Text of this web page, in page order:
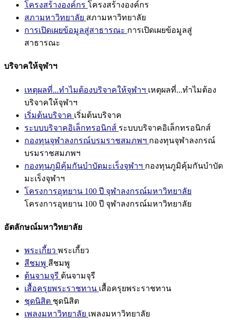
โครงสร้างองค์กร โครงสร้างองค์กร
สภามหาวิทยาลัย สภามหาวิทยาลัย
การเปิดเผยข้อมูลสู่สาธารณะ การเปิดเผยข้อมูลสู่
สาธารณะ
บริจาคให้จุฬาฯ
เหตุผลที่...ทำไมต้องบริจาคให้จุฬาฯ เหตุผลที่...ทำไมต้อง
บริจาคให้จุฬาฯ
เริ่มต้นบริจาค เริ่มต้นบริจาค
ระบบบริจาคอิเล็กทรอนิกส์ ระบบบริจาคอิเล็กทรอนิกส์
กองทุนจุฬาลงกรณ์บรมราชสมภพฯ กองทุนจุฬาลงกรณ์
บรมราชสมภพฯ
กองทุนภูมิคุ้มกันบำบัดมะเร็งจุฬาฯ กองทุนภูมิคุ้มกันบำบัด
มะเร็งจุฬาฯ
โครงการอุทยาน 100 ปี จุฬาลงกรณ์มหาวิทยาลัย
โครงการอุทยาน 100 ปี จุฬาลงกรณ์มหาวิทยาลัย
อัตลักษณ์มหาวิทยาลัย
พระเกี้ยว พระเกี้ยว
สีชมพู สีชมพู
ต้นจามจุรี ต้นจามจุรี
เสื้อครุยพระราชทาน เสื้อครุยพระราชทาน
ชุดนิสิต ชุดนิสิต
เพลงมหาวิทยาลัย เพลงมหาวิทยาลัย